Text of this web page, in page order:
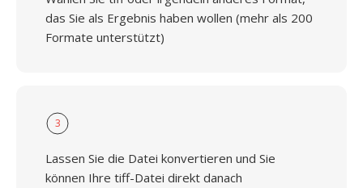
das Sie als Ergebnis haben wollen (mehr als 200
Formate unterstützt)
3
Lassen Sie die Datei konvertieren und Sie
können Ihre tiff-Datei direkt danach